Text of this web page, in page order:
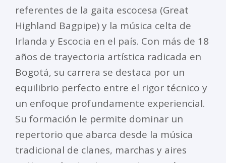
referentes de la gaita escocesa (Great
Highland Bagpipe) y la música celta de
Irlanda y Escocia en el país. Con más de 18
años de trayectoria artística radicada en
Bogotá, su carrera se destaca por un
equilibrio perfecto entre el rigor técnico y
un enfoque profundamente experiencial.
Su formación le permite dominar un
repertorio que abarca desde la música
tradicional de clanes, marchas y aires